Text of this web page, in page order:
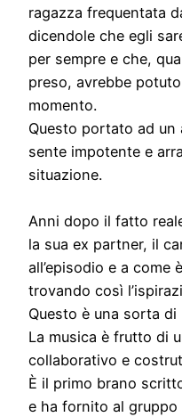
ragazza frequentata
dicendole che egli
per sempre e che,
preso, avrebbe
momento.
Questo portato ad un
sente impotente e
situazione.
Anni dopo il fatto
la sua ex partner, il
all’episodio e a come
trovando così
Questo è una sorta di
La musica è frutto di
collaborativo e
È il primo brano
e ha fornito al